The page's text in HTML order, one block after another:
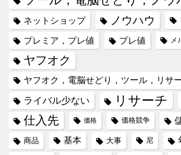
ネットショップ ノウハウ
プレミア，プレ値 プレ値 メ
ヤフオク
ヤフオク，電脳せどり，ツール，リサ
ライバル少ない リサーチ
仕入先 価格 価格競争
商品 基本 大事 尼